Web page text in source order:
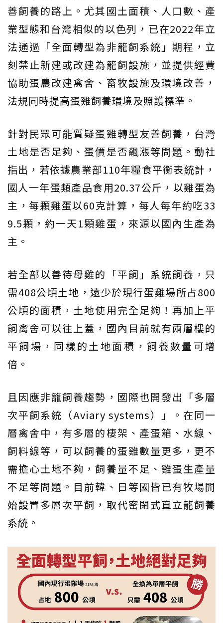
善飼養的路上。尤其國土面積、人口數、產
業型態和台灣相似的以色列，已在2022年立
法通過「全面轉型為非籠飼系統」期程，立
刻禁止新建或改建為籠飼設施，並提供經費
協助蛋農改建禽舍、畜牧設施及環境改善，
法規同時提高蛋雞飼養環境及照護標準。
針對民眾可能質疑蛋雞轉型友善飼養，台灣
土地是否足夠、蛋價是否飆漲等問題。動社
指出，若依據農業部110年糧食平衡表統計，
國人一年蛋類產品食用20.37公斤，以雞蛋為
主，每顆雞蛋以60克計算，每人每年約吃33
9.5顆，約一天1顆雞蛋，來源以國內生產為
主。
若全部以善待母雞的「平飼」系統飼養，只
需408公頃土地，遠少於現行蛋雞場所占800
公頃的面積，土地使用完全足夠！再加上平
飼禽舍可以往上蓋，國內目前就有兩層樓的
平飼場，同樣的土地面積，飼養數量可增
倍。
且因應非籠飼養趨勢，國際也開發出「多層
次平飼系統（Aviary systems）」。在同一
層禽舍中，有多層的棲架、產蛋箱、水線、
飼料線等，可以飼養的蛋雞數量更多，更不
需擔心土地不夠，飼養量不足、雞蛋生產量
不足等問題。目前韓、日等國皆已有牧場開
始設置多層次平飼，取代密閉式直立籠飼養
系統。